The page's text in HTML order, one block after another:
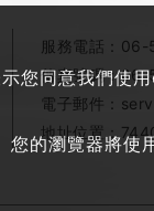
服務電話： 06-
傳真號碼：06-
電子郵件：
地址位置：
您同意我們使
您的瀏覽器將